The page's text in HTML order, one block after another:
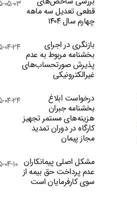
قطعی تعدیل سه ماهه
چهارم سال ۱۴۰۴
۱۴۰۵-
بازنگری در اجرای
بخشنامه مربوط به عدم
پذیرش صورتحساب‌های
غیرالکترونیکی
۱۴۰۵-
درخواست ابلاغ
بخشنامه جبران
هزینه‌های مستمر تجهیز
کارگاه در دوران تمدید
مجاز پیمان
۱۴۰۵-
مشکل اصلی پیمانکاران
عدم پرداخت حق بیمه از
سوی کارفرمایان است
۱۴۰۵-